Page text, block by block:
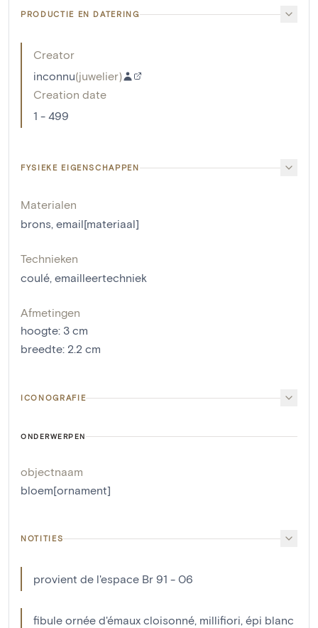
PRODUCTIE EN DATERING
Creator
inconnu(juwelier)
Creation date
1 - 499
FYSIEKE EIGENSCHAPPEN
Materialen
brons, email[materiaal]
Technieken
coulé, emailleertechniek
Afmetingen
hoogte: 3 cm
breedte: 2.2 cm
ICONOGRAFIE
ONDERWERPEN
objectnaam
bloem[ornament]
NOTITIES
provient de l'espace Br 91 - 06
fibule ornée d'émaux cloisonné, millifiori, épi blanc